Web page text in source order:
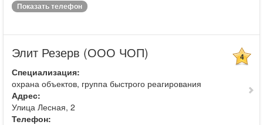
Показать телефон
Элит Резерв (ООО ЧОП) 4
Специализация:
охрана объектов, группа быстрого реагирования
Адрес:
Улица Лесная, 2
Телефон: